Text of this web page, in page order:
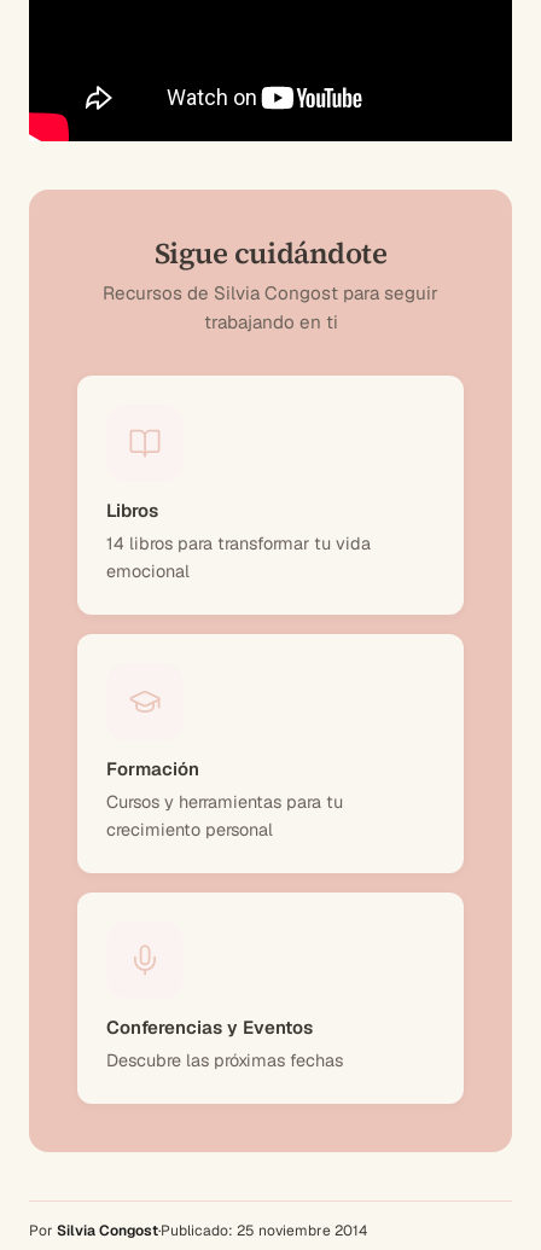
Sigue cuidándote
Recursos de Silvia Congost para seguir
trabajando en ti
Libros
14 libros para transformar tu vida
emocional
Formación
Cursos y herramientas para tu
crecimiento personal
Conferencias y Eventos
Descubre las próximas fechas
Por Silvia Congost·Publicado: 25 noviembre 2014